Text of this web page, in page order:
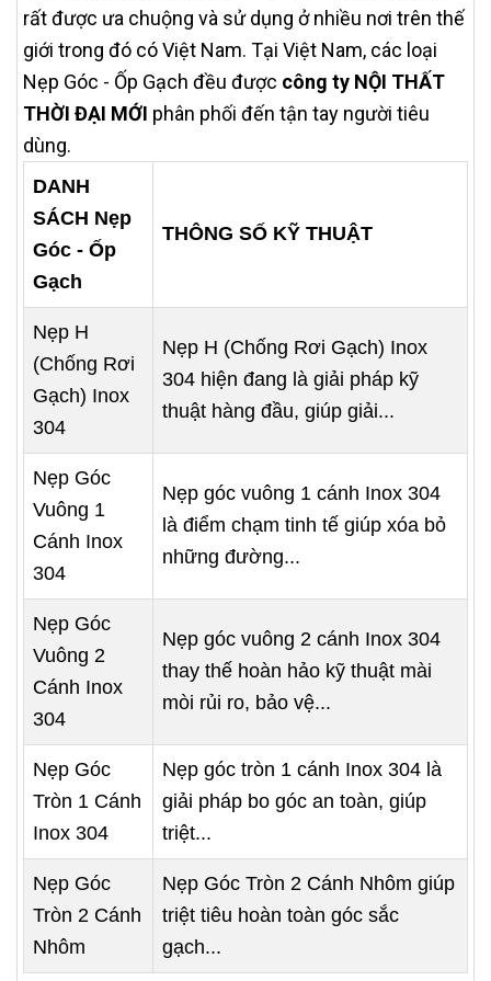
rất được ưa chuộng và sử dụng ở nhiều nơi trên thế
giới trong đó có Việt Nam. Tại Việt Nam, các loại
Nẹp Góc - Ốp Gạch đều được công ty NỘI THẤT
THỜI ĐẠI MỚI phân phối đến tận tay người tiêu
dùng.
DANH
SÁCH Nẹp
Góc - Ốp
Gạch
THÔNG SỐ KỸ THUẬT
Nẹp H
(Chống Rơi
Gạch) Inox
304
Nẹp H (Chống Rơi Gạch) Inox
304 hiện đang là giải pháp kỹ
thuật hàng đầu, giúp giải...
Nẹp Góc
Vuông 1
Cánh Inox
304
Nẹp góc vuông 1 cánh Inox 304
là điểm chạm tinh tế giúp xóa bỏ
những đường...
Nẹp Góc
Vuông 2
Cánh Inox
304
Nẹp góc vuông 2 cánh Inox 304
thay thế hoàn hảo kỹ thuật mài
mòi rủi ro, bảo vệ...
Nẹp Góc
Tròn 1 Cánh
Inox 304
Nẹp góc tròn 1 cánh Inox 304 là
giải pháp bo góc an toàn, giúp
triệt...
Nẹp Góc
Tròn 2 Cánh
Nhôm
Nẹp Góc Tròn 2 Cánh Nhôm giúp
triệt tiêu hoàn toàn góc sắc
gạch...